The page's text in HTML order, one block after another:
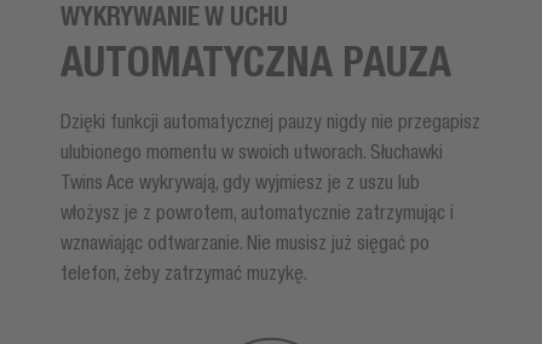
WYKRYWANIE W UCHU
AUTOMATYCZNA PAUZA
Dzięki funkcji automatycznej pauzy nigdy nie przegapisz
ulubionego momentu w swoich utworach. Słuchawki
Twins Ace wykrywają, gdy wyjmiesz je z uszu lub
włożysz je z powrotem, automatycznie zatrzymując i
wznawiając odtwarzanie. Nie musisz już sięgać po
telefon, żeby zatrzymać muzykę.